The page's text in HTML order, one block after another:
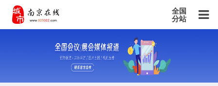
全国
分站
主站
广东站 重庆站 天津站 江苏站
河南站 河北站